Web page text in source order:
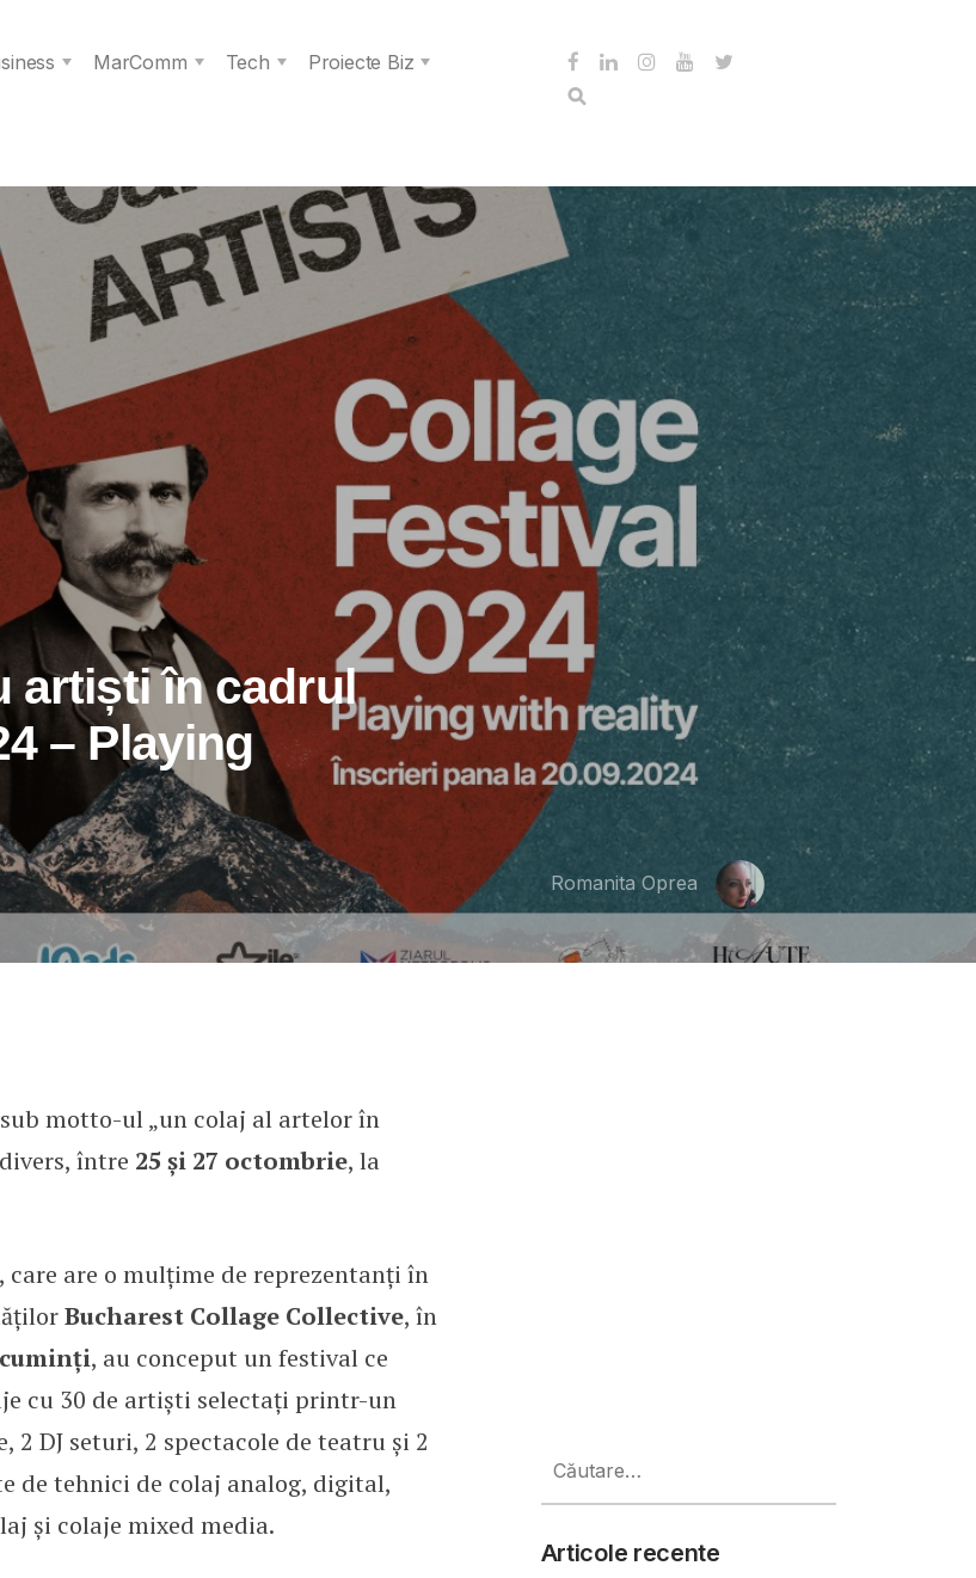
MarComm Tech
Proiecte Biz
artiști în cadrul
– Playing
Romanita Oprea
Collage Festival 2024 – Playing with Reality
sub motto-ul „un colaj al artelor în
între 25 și 27 octombrie, la
are o mulțime de reprezentanți în
Bucharest Collage Collective, în
, au conceput un festival ce
cu 30 de artiști selectați printr-un
2 DJ seturi, 2 spectacole de teatru și 2
de tehnici de colaj analog, digital,
și colaje mixed media.
după:
Articole recente